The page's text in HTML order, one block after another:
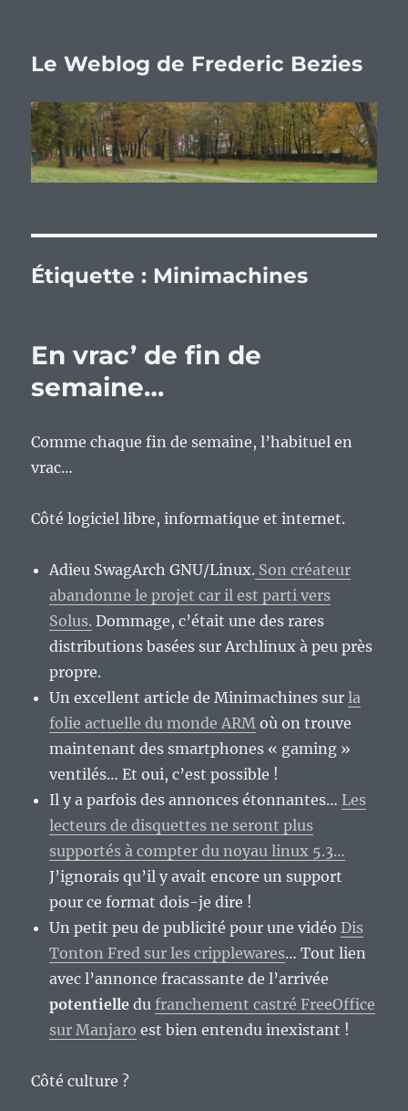
Le Weblog de Frederic Bezies
Étiquette : Minimachines
En vrac’ de fin de
semaine…
Comme chaque fin de semaine, l’habituel en
vrac…
Côté logiciel libre, informatique et internet.
Adieu SwagArch GNU/Linux. Son créateur
abandonne le projet car il est parti vers
Solus. Dommage, c’était une des rares
distributions basées sur Archlinux à peu près
propre.
Un excellent article de Minimachines surla
folie actuelle du monde ARM où on trouve
maintenant des smartphones « gaming »
ventilés… Et oui, c’est possible !
Il y a parfois des annonces étonnantes… Les
lecteurs de disquettes ne seront plus
supportés à compter du noyau linux 5.3…
J’ignorais qu’il y avait encore un support
pour ce format dois-je dire !
Un petit peu de publicité pour une vidéoDis
Tonton Fred sur les cripplewares… Tout lien
avec l’annonce fracassante de l’arrivée
potentielle dufranchement castré FreeOffice
sur Manjaro est bien entendu inexistant !
Côté culture ?